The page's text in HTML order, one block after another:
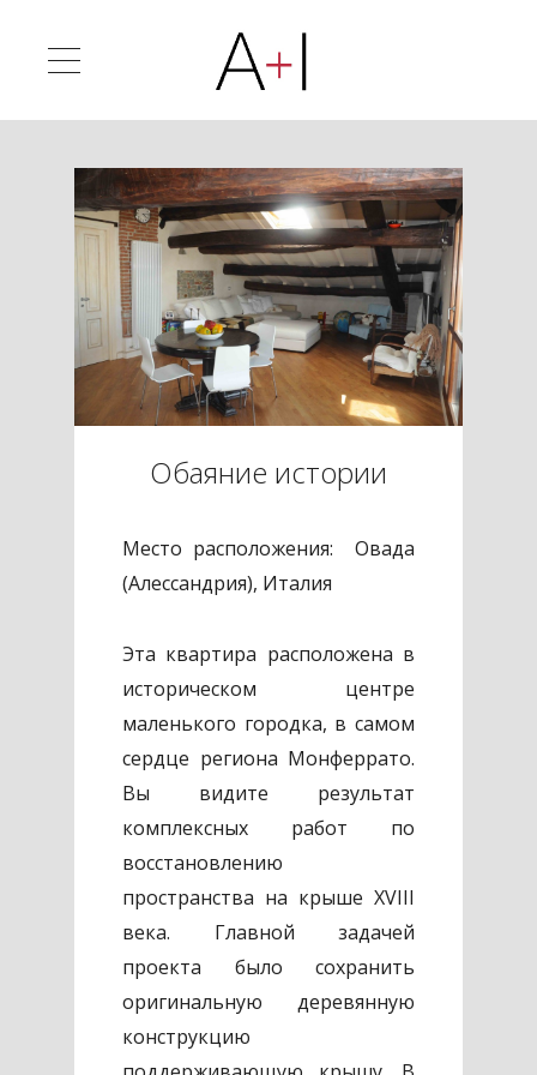
Обаяние истории
Место расположения: Овада
(Алессандрия), Италия
Эта квартира расположена в
историческом центре
маленького городка, в самом
сердце региона Монферрато.
Вы видите результат
комплексных работ по
восстановлению
пространства на крыше XVIII
века. Главной задачей
проекта было сохранить
оригинальную деревянную
конструкцию